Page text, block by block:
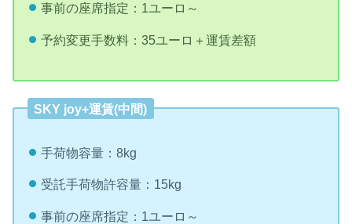
事前の座席指定：1ユーロ～
予約変更手数料：35ユーロ＋運賃差額
SKY joy+運賃(中間)
手荷物容量：8kg
受託手荷物許容量：15kg
事前の座席指定：1ユーロ～